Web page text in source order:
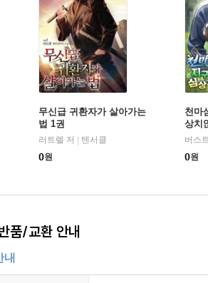
무신급 귀환자가 살아가는
법 1권
러트렐 저 | 텐서클
0원
천마
상치
버스
0원
품/교환 안내
내